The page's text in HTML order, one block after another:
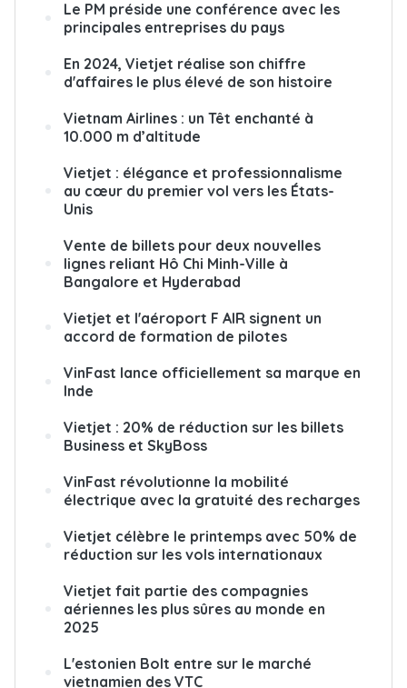
Le PM préside une conférence avec les
principales entreprises du pays
En 2024, Vietjet réalise son chiffre
d'affaires le plus élevé de son histoire
Vietnam Airlines : un Têt enchanté à
10.000 m d’altitude
Vietjet : élégance et professionnalisme
au cœur du premier vol vers les États-
Unis
Vente de billets pour deux nouvelles
lignes reliant Hô Chi Minh-Ville à
Bangalore et Hyderabad
Vietjet et l'aéroport F AIR signent un
accord de formation de pilotes
VinFast lance officiellement sa marque en
Inde
Vietjet : 20% de réduction sur les billets
Business et SkyBoss
VinFast révolutionne la mobilité
électrique avec la gratuité des recharges
Vietjet célèbre le printemps avec 50% de
réduction sur les vols internationaux
Vietjet fait partie des compagnies
aériennes les plus sûres au monde en
2025
L'estonien Bolt entre sur le marché
vietnamien des VTC